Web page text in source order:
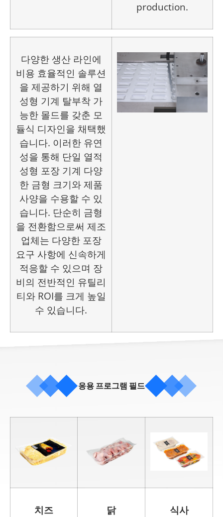
production.
다양한 생산 라인에
비용 효율적인 솔루션
을 제공하기 위해 열
성형 기계 탈부착 가
능한 몰드를 갖춘 모
듈식 디자인을 채택했
습니다. 이러한 유연
성을 통해 단일 열적
성형 포장 기계 다양
한 금형 크기와 제품
사양을 수용할 수 있
습니다. 단순히 금형
을 전환함으로써 제조
업체는 다양한 포장
요구 사항에 신속하게
적응할 수 있으며 장
비의 전반적인 유틸리
티와 ROI를 크게 높일
수 있습니다.
응용 프로그램 필드
치즈 닭 식사